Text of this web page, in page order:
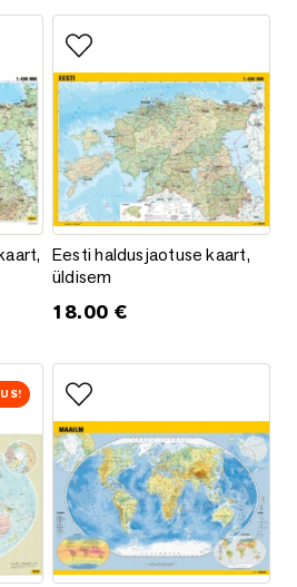
üldisem
Lisa lemmikutesse
Eesti haldusjaotuse kaart,
Eesti haldusjaotuse kaart,
üldisem
18.00 €
Lisa lemmikutesse